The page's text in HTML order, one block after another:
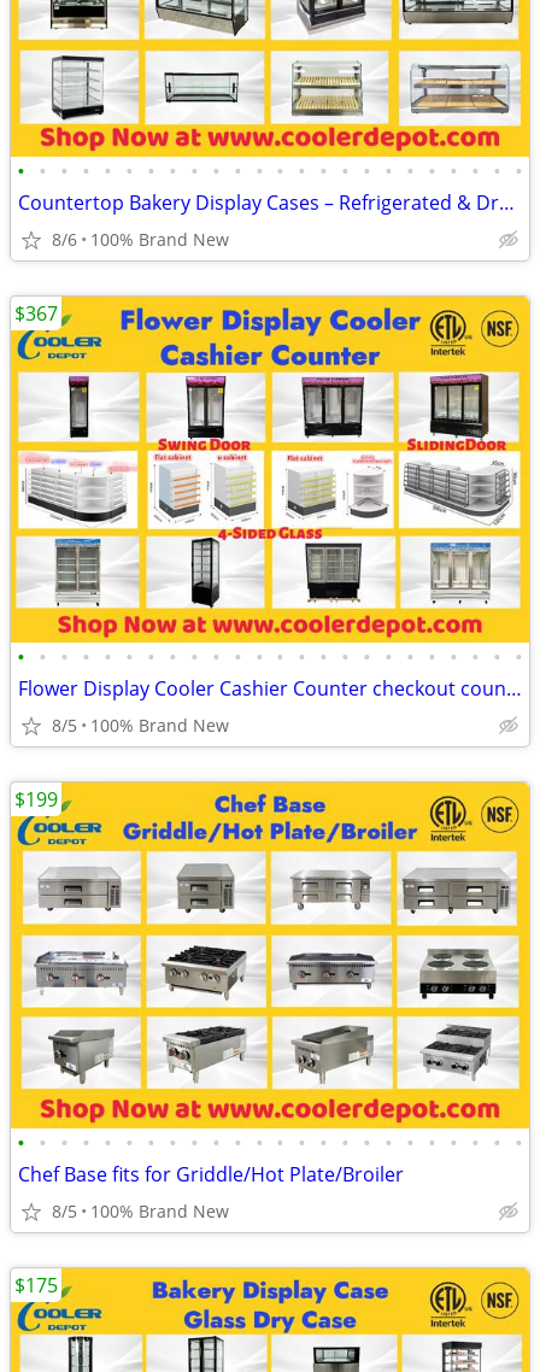
• • • • • • • • • • • • • • • • • • • • • • • •
Countertop Bakery Display Cases – Refrigerated & Dry Showcase
8/6 100% Brand New
• • • • • • • • • • • • • • • • • • • • • • • •
Flower Display Cooler Cashier Counter checkout counter
8/5 100% Brand New
$367
• • • • • • • • • • • • • • • • • • • • • • • •
Chef Base fits for Griddle/Hot Plate/Broiler
8/5 100% Brand New
$199
$175